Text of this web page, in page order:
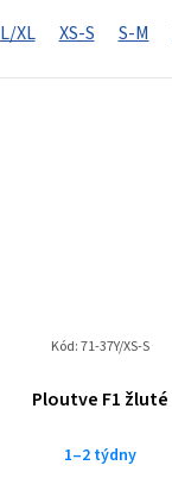
L/XL XS-S S-M
Ploutve F1 žluté
1–2 týdny
Kód:71-37Y/XS-S